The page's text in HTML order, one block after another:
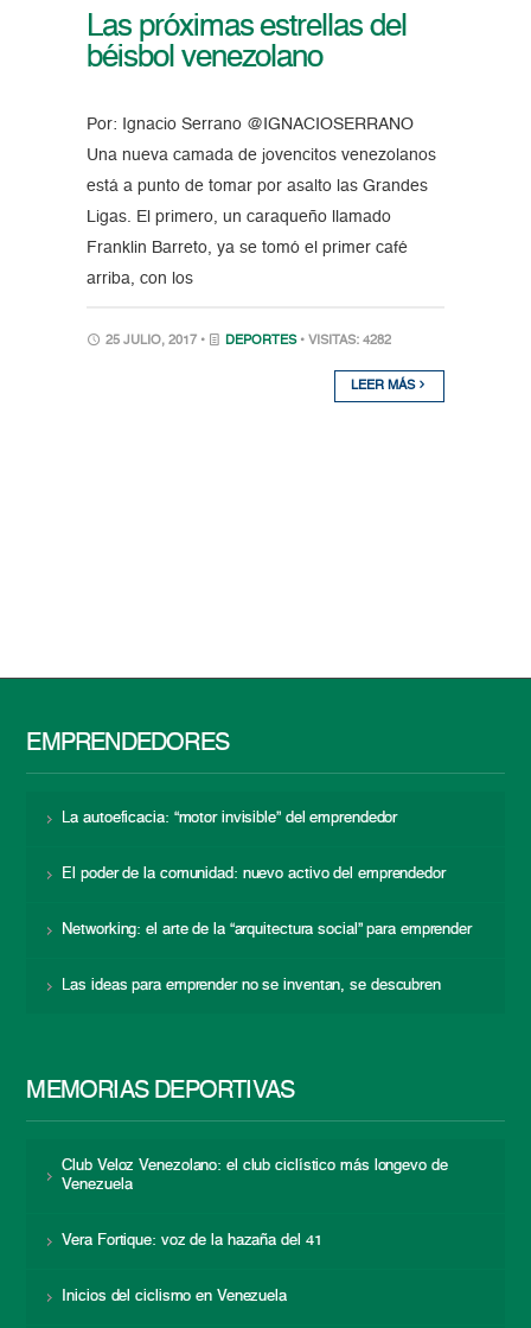
Las próximas estrellas del
béisbol venezolano
Por: Ignacio Serrano @IGNACIOSERRANO
Una nueva camada de jovencitos venezolanos
está a punto de tomar por asalto las Grandes
Ligas. El primero, un caraqueño llamado
Franklin Barreto, ya se tomó el primer café
arriba, con los
25 JULIO, 2017 • DEPORTES • VISITAS: 4282
LEER MÁS
EMPRENDEDORES
La autoeficacia: “motor invisible” del emprendedor
El poder de la comunidad: nuevo activo del emprendedor
Networking: el arte de la “arquitectura social” para emprender
Las ideas para emprender no se inventan, se descubren
MEMORIAS DEPORTIVAS
Club Veloz Venezolano: el club ciclístico más longevo de
Venezuela
Vera Fortique: voz de la hazaña del 41
Inicios del ciclismo en Venezuela